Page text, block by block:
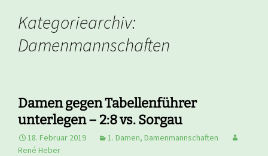
Kategoriearchiv:
Damenmannschaften
Damen gegen Tabellenführer
unterlegen – 2:8 vs. Sorgau
18. Februar 2019 1. Damen, Damenmannschaften
René Heber